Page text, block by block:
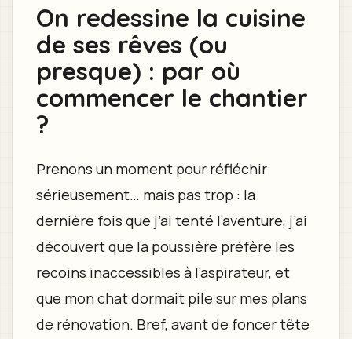
On redessine la cuisine
de ses rêves (ou
presque) : par où
commencer le chantier
?
Prenons un moment pour réfléchir
sérieusement… mais pas trop : la
dernière fois que j’ai tenté l’aventure, j’ai
découvert que la poussière préfère les
recoins inaccessibles à l’aspirateur, et
que mon chat dormait pile sur mes plans
de rénovation. Bref, avant de foncer tête